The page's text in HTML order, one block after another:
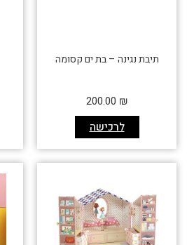
תיבת נגינה – בת ים קסומה
לרכישה
200.00 ₪